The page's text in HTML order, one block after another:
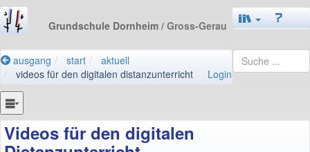
Grundschule Dornheim / Gross-Gerau
ausgang start
aktuell
videos für den digitalen distanzunterricht
Login
Videos für den digitalen